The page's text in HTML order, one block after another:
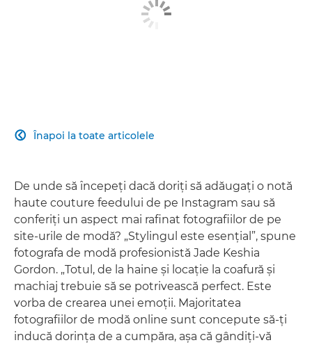
Înapoi la toate articolele

De unde să începeţi dacă doriţi să adăugaţi o notă
haute couture feedului de pe Instagram sau să
conferiţi un aspect mai rafinat fotografiilor de pe
site-urile de modă? „Stylingul este esenţial”, spune
fotografa de modă profesionistă Jade Keshia
Gordon. „Totul, de la haine şi locaţie la coafură şi
machiaj trebuie să se potrivească perfect. Este
vorba de crearea unei emoţii. Majoritatea
fotografiilor de modă online sunt concepute să-ţi
inducă dorinţa de a cumpăra, aşa că gândiţi-vă